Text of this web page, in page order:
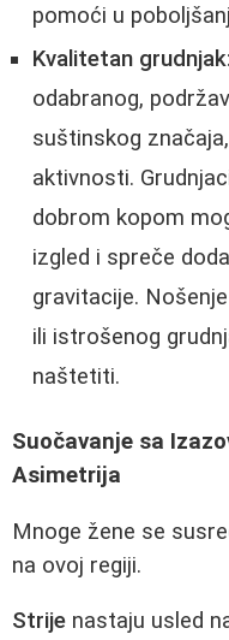
pomoći u
Kvalitetan grudnjak:
odabranog,
suštinskog
aktivnosti.
dobrom kopom
izgled i spreče
gravitacije.
ili istrošenog
naštetiti.
Suočavanje sa
Asimetrija
Mnoge žene se
na ovoj regiji.
Strije nastaju usled